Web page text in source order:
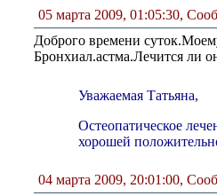
05 марта 2009, 01:05:30,
Доброго времени
Бронхиал.астма.Лечится ли
Уважаемая Татьяна,
Остеопатическое
хорошей
04 марта 2009, 20:01:00,